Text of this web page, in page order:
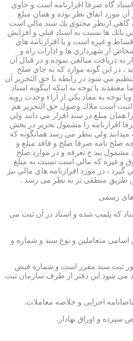
اسناد گاه صرفا اقرارنامه است و حاوي
مورد اتفاق نظر بوده و همان مبلغ
ولي گاهي ازنظر محتوي يك سند مالي است
بانك ها نسبت به اسناد قبلي و افزايش
و غيره است و يا اقرارنامه هاي
از شهرداري ها و ادارات راه و
به دريافت مبالغي نموده و در قبال آن
، در اين گونه موارد كه به جاي صلح
مي شود در رابطه با حق التحرير آن
با توجه به اينكه اينگونه اسناد
توجه به مفاد يكي از آراء وحدت رويه
است ملاك وصول حق التحرير هم
مبلغ در سند اقرار مي دانند ولي
اقرارنامه را مشمول تحرير در بخش
ميدانند ولي بنظر مي رسد همانگونه كه
صلح نامه صرفا صلح و فاقد مبلغ و
مشمول بند ج تعرفه و در موارد صلح
و غيره كه مالي است نسبت به مبلغ
، در مورد اقرارنامه هاي مالي نيز
طریق منطقی تر به نظر می رسد .
های رسمی
که پلمپ شده و اسناد در آن ثبت می
اسامی متعاملین و نوع سند و شماره و
ثبت سند مقرر است و شماره قبض
می شود این دفتر از طرف سازمان ثبت